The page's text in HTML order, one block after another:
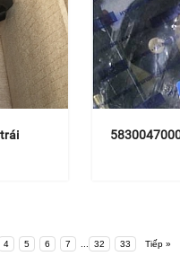
4 5 6 7 ... 32 33 Tiếp »